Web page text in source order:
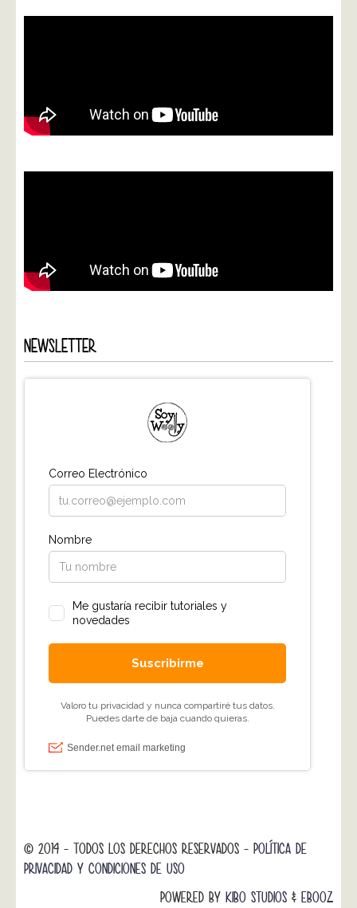
NEWSLETTER
© 2014 - TODOS LOS DERECHOS RESERVADOS - POLÍTICA DE
PRIVACIDAD Y CONDICIONES DE USO
POWERED BY KIBO STUDIOS & EBOOZ